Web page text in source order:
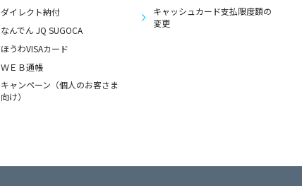
ダイレクト納付
なんでん JQ SUGOCA
ほうわVISAカード
ＷＥＢ通帳
キャンペーン（個人のお客さま
向け）
キャッシュカード支払限度額の
変更